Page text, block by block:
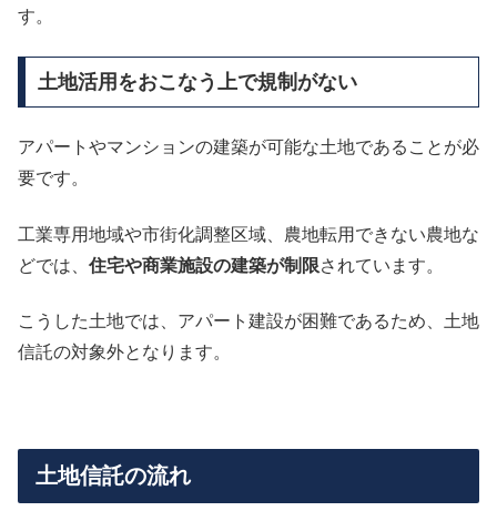
す。
土地活用をおこなう上で規制がない
アパートやマンションの建築が可能な土地であることが必
要です。
工業専用地域や市街化調整区域、農地転用できない農地な
どでは、 住宅や商業施設の建築が制限されています。
こうした土地では、アパート建設が困難であるため、土地
信託の対象外となります。
土地信託の流れ